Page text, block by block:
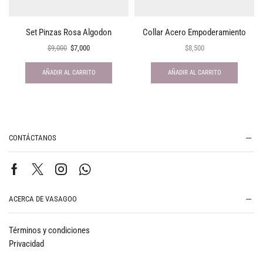
Set Pinzas Rosa Algodon
$9,000 $7,000
AÑADIR AL CARRITO
Collar Acero Empoderamiento
$8,500
AÑADIR AL CARRITO
CONTÁCTANOS
ACERCA DE VASAGOO
Términos y condiciones
Privacidad